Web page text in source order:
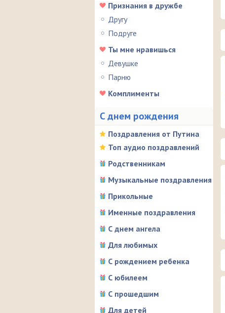
Признания в дружбе
Другу
Подруге
Ты мне нравишься
Девушке
Парню
Комплименты
С днем рождения
Поздравления от Путина
Топ аудио поздравлений
Родственникам
Музыкальные поздравления
Прикольные
Именные поздравления
С днем ангела
Для любимых
С рождением ребенка
С юбилеем
С прошедшим
Для детей